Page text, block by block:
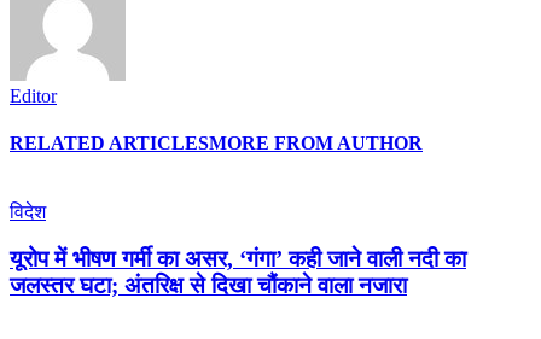
Editor
RELATED ARTICLESMORE FROM AUTHOR
विदेश
यूरोप में भीषण गर्मी का असर, ‘गंगा’ कही जाने वाली नदी का
जलस्तर घटा; अंतरिक्ष से दिखा चौंकाने वाला नजारा